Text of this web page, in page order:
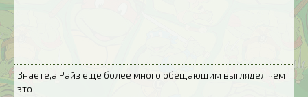
Знаете,а Райз ещё более много обещающим выглядел,чем
это